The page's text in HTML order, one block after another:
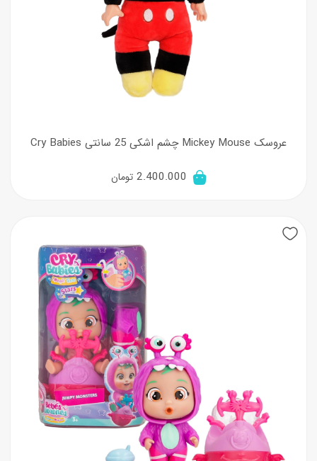
عروسک Mickey Mouse چشم اشکی 25 سانتی Cry Babies
2.400.000 تومان